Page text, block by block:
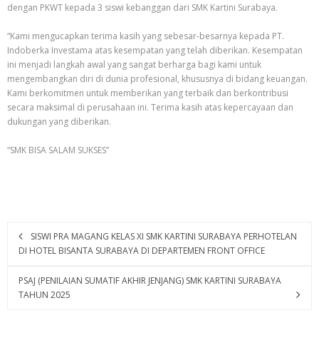
dengan PKWT kepada 3 siswi kebanggan dari SMK Kartini Surabaya.
“Kami mengucapkan terima kasih yang sebesar-besarnya kepada PT.
Indoberka Investama atas kesempatan yang telah diberikan. Kesempatan
ini menjadi langkah awal yang sangat berharga bagi kami untuk
mengembangkan diri di dunia profesional, khususnya di bidang keuangan.
Kami berkomitmen untuk memberikan yang terbaik dan berkontribusi
secara maksimal di perusahaan ini. Terima kasih atas kepercayaan dan
dukungan yang diberikan.
“SMK BISA SALAM SUKSES”
SISWI PRA MAGANG KELAS XI SMK KARTINI SURABAYA PERHOTELAN
DI HOTEL BISANTA SURABAYA DI DEPARTEMEN FRONT OFFICE
PSAJ (PENILAIAN SUMATIF AKHIR JENJANG) SMK KARTINI SURABAYA
TAHUN 2025